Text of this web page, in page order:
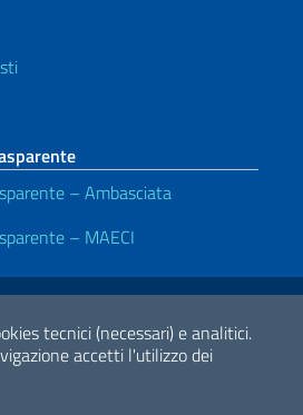
tecnici (necessari) e analitici.
accetti l'utilizzo dei
– Ambasciata
– MAECI